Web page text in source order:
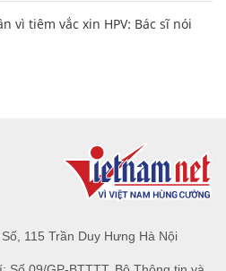
vì tiêm vắc xin HPV: Bác sĩ nói
115 Trần Duy Hưng Hà Nội